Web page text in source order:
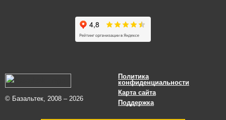
© Базальтек, 2008 – 2026
Политика
конфиденциальности
Карта сайта
Поддержка